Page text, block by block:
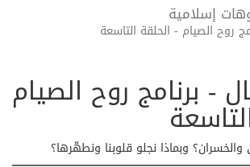
إسلامية
روح الصيام - الحلقة التاسعة
- برنامج روح الصيام
وبماذا نجلو قلوبنا ونطهّرها؟